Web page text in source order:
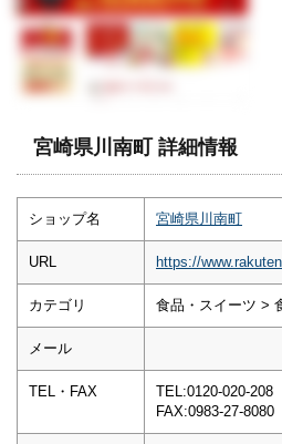
宮崎県川南町 詳細情報
ショップ名 宮崎県川南町
URL https://
カテゴリ 食品・スイーツ >
メール
TEL・FAX
TEL:0120-020-208
FAX:0983-27-8080